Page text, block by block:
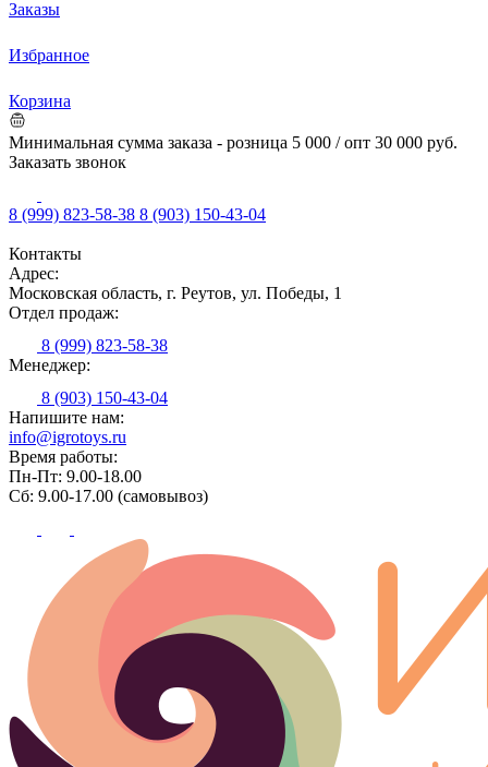
Заказы
Избранное
Корзина
Минимальная сумма заказа - розница 5 000 / опт 30 000 руб.
Заказать звонок
8 (999) 823-58-38 8 (903) 150-43-04
Контакты
Адрес:
Московская область, г. Реутов, ул. Победы, 1
Отдел продаж:
8 (999) 823-58-38
Менеджер:
8 (903) 150-43-04
Напишите нам:
info@igrotoys.ru
Время работы:
Пн-Пт: 9.00-18.00
Сб: 9.00-17.00 (самовывоз)